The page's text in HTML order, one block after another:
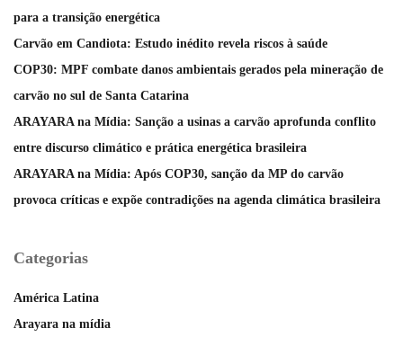
para a transição energética
Carvão em Candiota: Estudo inédito revela riscos à saúde
COP30: MPF combate danos ambientais gerados pela mineração de
carvão no sul de Santa Catarina
ARAYARA na Mídia: Sanção a usinas a carvão aprofunda conflito
entre discurso climático e prática energética brasileira
ARAYARA na Mídia: Após COP30, sanção da MP do carvão
provoca críticas e expõe contradições na agenda climática brasileira
Categorias
América Latina
Arayara na mídia